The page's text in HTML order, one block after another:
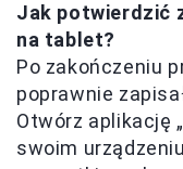
Jak potwierdzić
na tablet?
Po zakończeniu
poprawnie
Otwórz aplikację
swoim